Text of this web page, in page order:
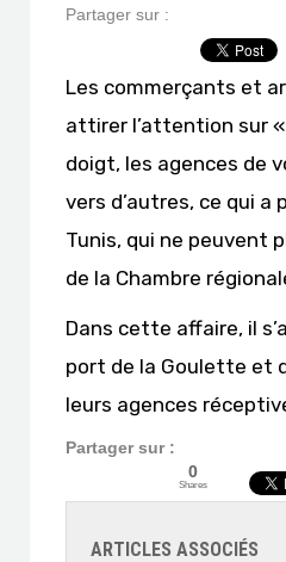
Partager sur :
Les commerçants et
attirer l’attention sur
doigt, les agences de
vers d’autres, ce qui
Tunis, qui ne peuvent
de la Chambre
Dans cette affaire, il
port de la Goulette et
leurs agences
Partager sur :
0
Shares
ARTICLES ASSOCIÉS